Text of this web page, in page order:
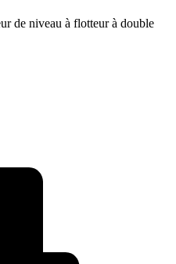
de niveau à flotteur à double